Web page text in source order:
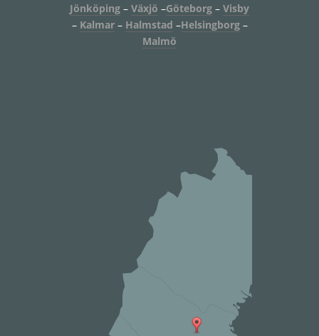
Jönköping – Växjö –Göteborg – Visby
– Kalmar– Halmstad –Helsingborg–
Malmö